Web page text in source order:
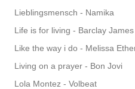
Lieblingsmensch - Namika
Life is for living - Barclay
Like the way i do - Melissa
Living on a prayer - Bon Jovi
Lola Montez - Volbeat